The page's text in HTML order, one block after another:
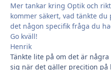
Mer tankar kring Optik och
kommer säkert, vad tänkte
det någon specifik fråga du
Go kväll!
Henrik
Tänkte lite på om det är
sig när det gäller precition på